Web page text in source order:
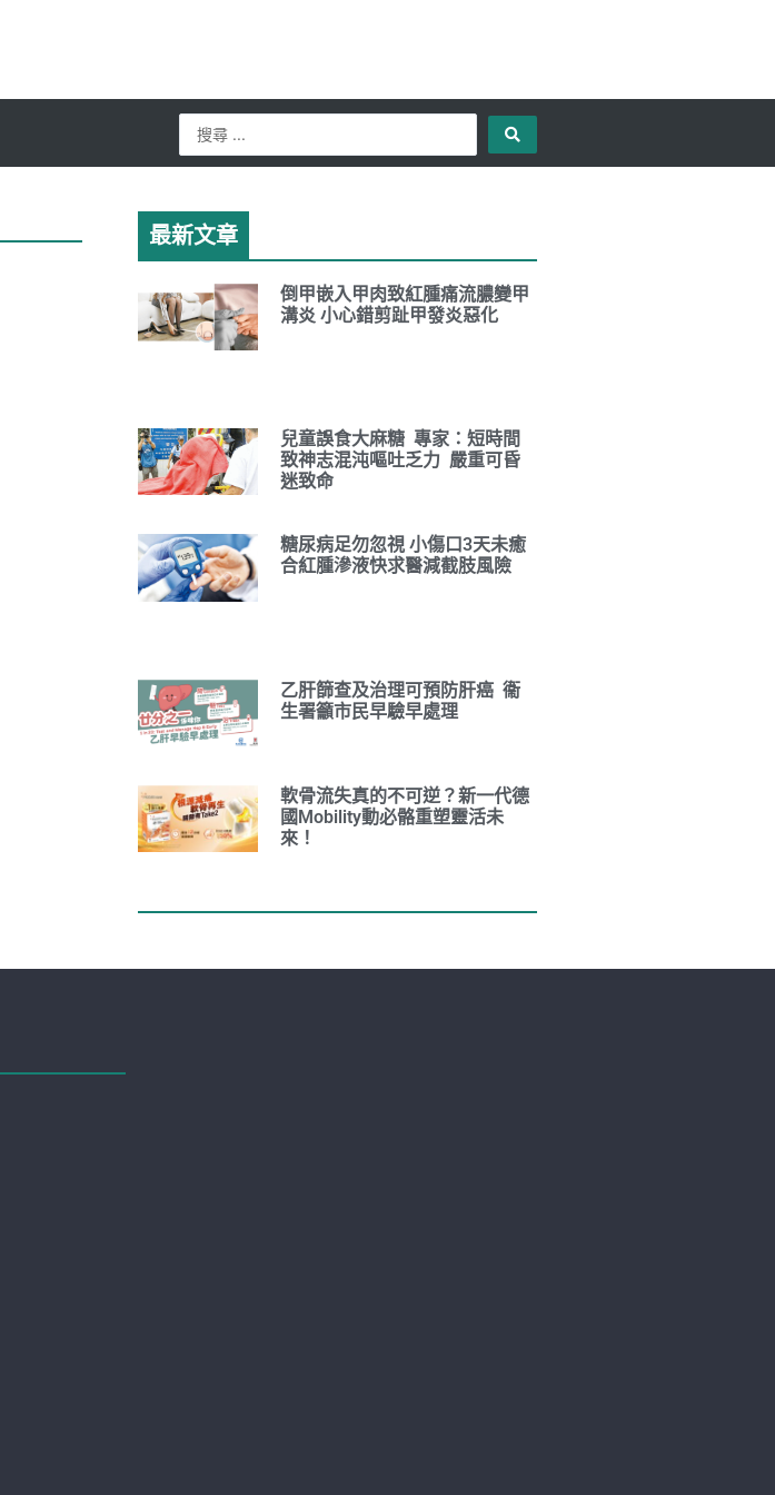
Search
...
最新文章
倒甲嵌入甲肉致紅腫痛流膿變甲
溝炎 小心錯剪趾甲發炎惡化
兒童誤食大麻糖 專家：短時間
致神志混沌嘔吐乏力 嚴重可昏
迷致命
糖尿病足勿忽視 小傷口3天未癒
合紅腫滲液快求醫減截肢風險
乙肝篩查及治理可預防肝癌 衞
生署籲市民早驗早處理
軟骨流失真的不可逆？新一代德
國Mobility動必骼重塑靈活未
來！